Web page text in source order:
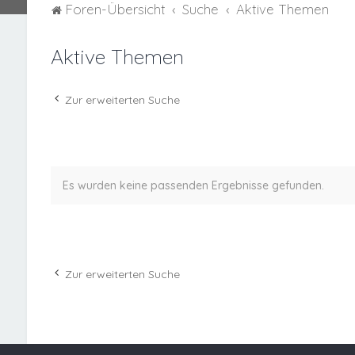
Foren-Übersicht Suche Aktive Themen
Aktive Themen
Zur erweiterten Suche
Es wurden keine passenden Ergebnisse gefunden.
Zur erweiterten Suche